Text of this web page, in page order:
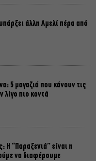
άλλη Αμελί πέρα από
5 μαγαζιά που κάνουν τις
λίγο πιο κοντά
Η “Παραξενιά” είναι η
να διαφέρουμε